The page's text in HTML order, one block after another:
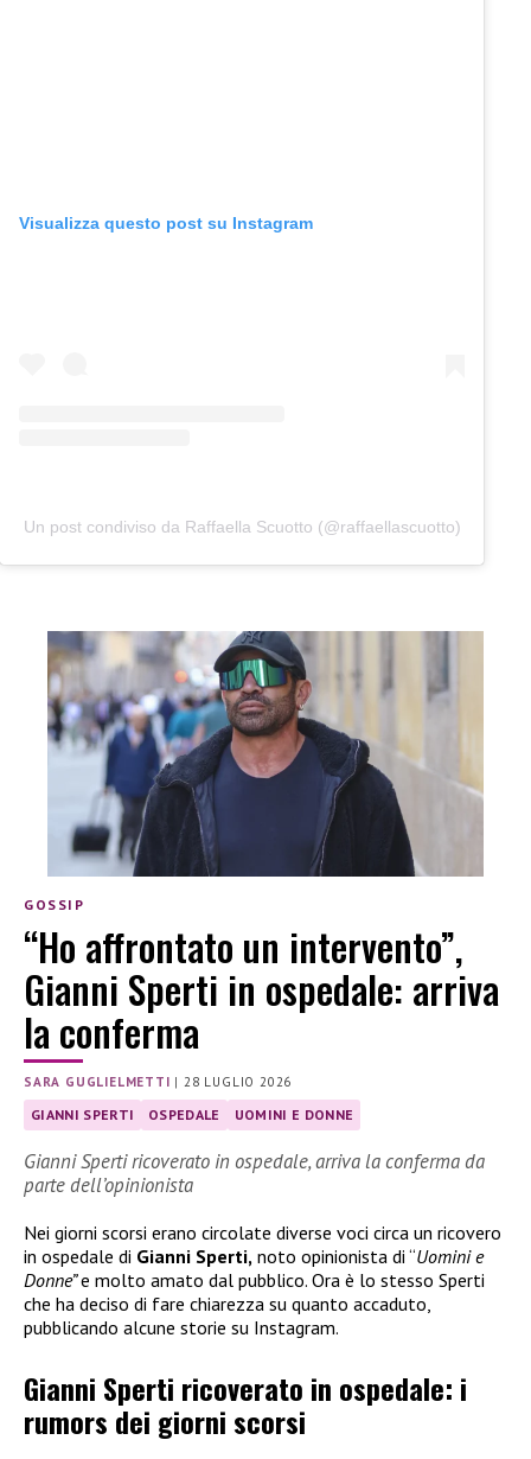
Visualizza questo post su Instagram
Un post condiviso da Raffaella Scuotto (@raffaellascuotto)
GOSSIP
“Ho affrontato un intervento”,
Gianni Sperti in ospedale: arriva
la conferma
SARA GUGLIELMETTI | 28 LUGLIO 2026
GIANNI SPERTI OSPEDALE UOMINI E DONNE
Gianni Sperti ricoverato in ospedale, arriva la conferma da
parte dell’opinionista
Nei giorni scorsi erano circolate diverse voci circa un ricovero
in ospedale di Gianni Sperti, noto opinionista di “Uomini e
Donne”e molto amato dal pubblico. Ora è lo stesso Sperti
che ha deciso di fare chiarezza su quanto accaduto,
pubblicando alcune storie su Instagram.
Gianni Sperti ricoverato in ospedale: i
rumors dei giorni scorsi